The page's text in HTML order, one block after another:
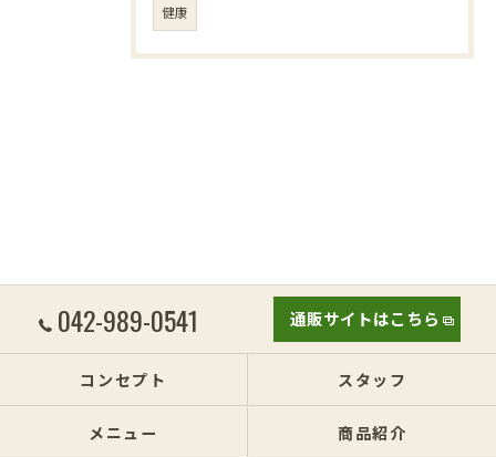
健康
042-989-0541 通販サイトはこちら
コンセプト スタッフ
メニュー 商品紹介